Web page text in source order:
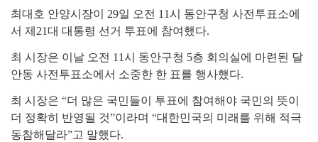
최대호 안양시장이 29일 오전 11시 동안구청 사전투표소에
서 제 21대 대통령 선거 투표에 참여했다.
최 시장은 이날 오전 11시 동안구청 5층 회의실에 마련된 달
안동 사전투표소에서 소중한 한 표를 행사했다.
최 시장은 “더 많은 국민들이 투표에 참여해야 국민의 뜻이
더 정확히 반영될 것”이라며 “대한민국의 미래를 위해 적극
동참해달라”고 말했다.